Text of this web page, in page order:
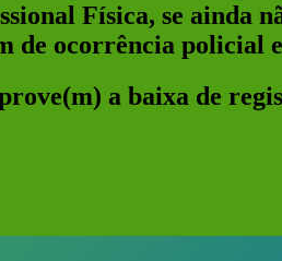
Física, se ainda
de ocorrência policial
a baixa de